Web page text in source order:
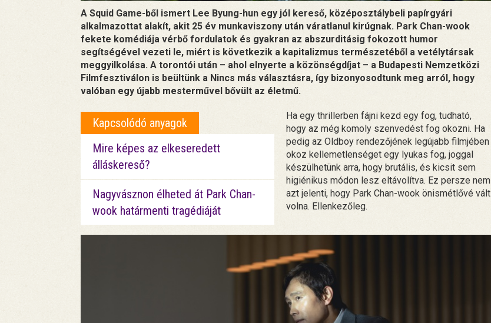
A Squid Game-ből ismert Lee Byung-hun egy jól kereső, középosztálybeli papírgyári
alkalmazottat alakít, akit 25 év munkaviszony után váratlanul kirúgnak. Park Chan-wook
fekete komédiája vérbő fordulatok és gyakran az abszurditásig fokozott humor
segítségével vezeti le, miért is következik a kapitalizmus természetéből a vetélytársak
meggyilkolása. A torontói után – ahol elnyerte a közönségdíjat – a Budapesti Nemzetközi
Filmfesztiválon is beültünk a Nincs más választásra, így bizonyosodtunk meg arról, hogy
valóban egy újabb mesterművel bővült az életmű.
Kapcsolódó anyagok
Mire képes az elkeseredett
álláskereső?
Nagyvásznon élheted át Park Chan-
wook határmenti tragédiáját
Ha egy thrillerben fájni kezd egy fog, tudható,
hogy az még komoly szenvedést fog okozni. Ha
pedig az Oldboy rendezőjének legújabb filmjében
okoz kellemetlenséget egy lyukas fog, joggal
készülhetünk arra, hogy brutális, és kicsit sem
higiénikus módon lesz eltávolítva. Ez persze nem
azt jelenti, hogy Park Chan-wook önismétlővé vált
volna. Ellenkezőleg.